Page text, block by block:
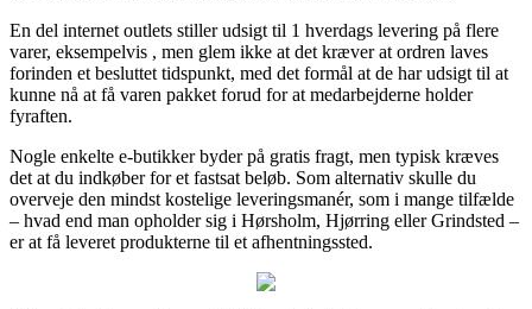
En del internet outlets stiller udsigt til 1 hverdags levering på flere
varer, eksempelvis , men glem ikke at det kræver at ordren laves
forinden et besluttet tidspunkt, med det formål at de har udsigt til at
kunne nå at få varen pakket forud for at medarbejderne holder
fyraften.
Nogle enkelte e-butikker byder på gratis fragt, men typisk kræves
det at du indkøber for et fastsat beløb. Som alternativ skulle du
overveje den mindst kostelige leveringsmanér, som i mange tilfælde
– hvad end man opholder sig i Hørsholm, Hjørring eller Grindsted –
er at få leveret produkterne til et afhentningssted.